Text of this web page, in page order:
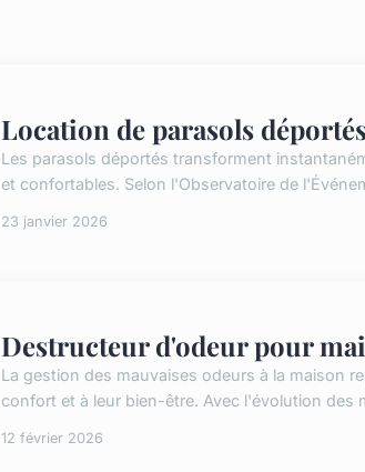
Location de parasols
Les parasols déportés transforment
et confortables. Selon l'Observatoire de
23 janvier 2026
Destructeur d'odeur pour
La gestion des mauvaises odeurs à la maison
confort et à leur bien-être. Avec l'évolution des
12 février 2026